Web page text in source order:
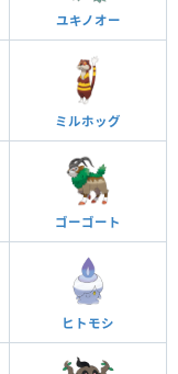
ユキノオー
ミルホッグ
ゴーゴート
ヒトモシ